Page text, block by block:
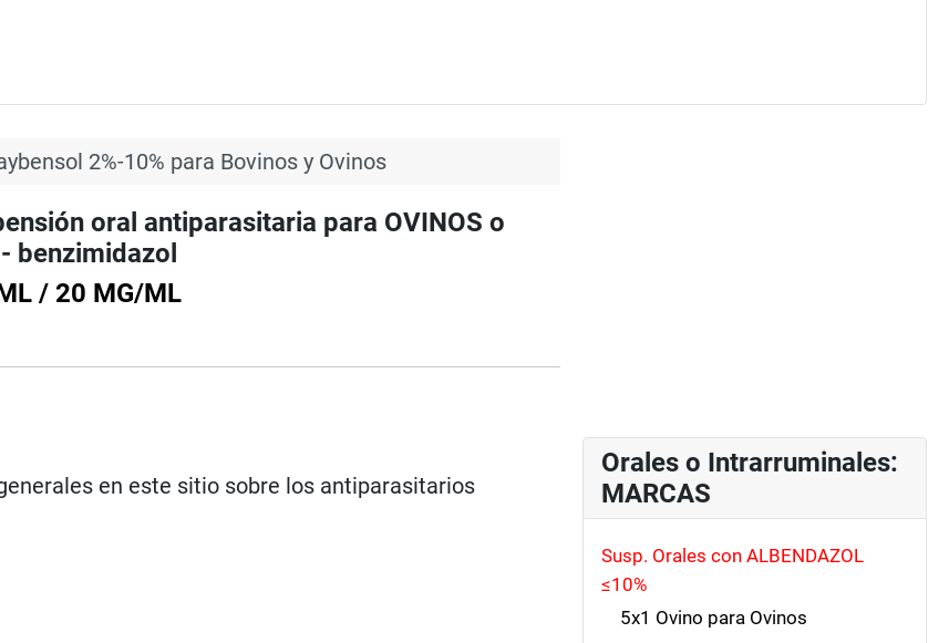
2%-10% para Bovinos y Ovinos
oral antiparasitaria para OVINOS o
benzimidazol
/ 20 MG/ML
en este sitio sobre los antiparasitarios
Orales o Intrarruminales:
MARCAS
Susp. Orales con ALBENDAZOL
≤10%
5x1 Ovino para Ovinos